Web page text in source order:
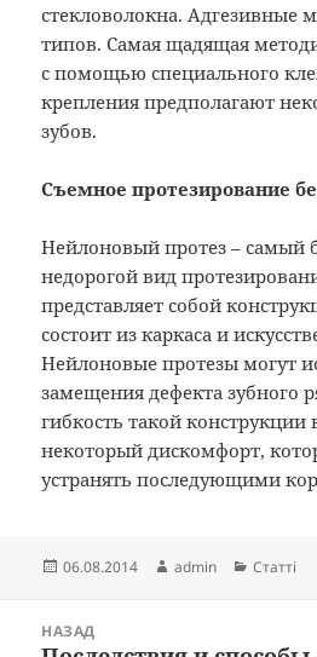
стекловолокна. Адгезивные
типов. Самая щадящая
с помощью специального
крепления предполагают
зубов.
Съемное протезирование
Нейлоновый протез – самый
недорогой вид
представляет собой
состоит из каркаса и
Нейлоновые протезы могут
замещения дефекта зубного
гибкость такой конструкции
некоторый дискомфорт,
устранять последующими
Опубліковано
06.08.2014 Автор
admin Категорії
Статті
записівНАЗАД